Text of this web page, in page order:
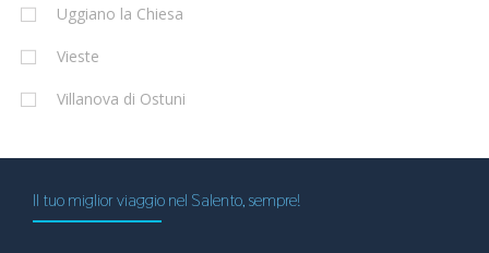
Uggiano la Chiesa
Vieste
Villanova di Ostuni
Il tuo miglior viaggio nel Salento, sempre!